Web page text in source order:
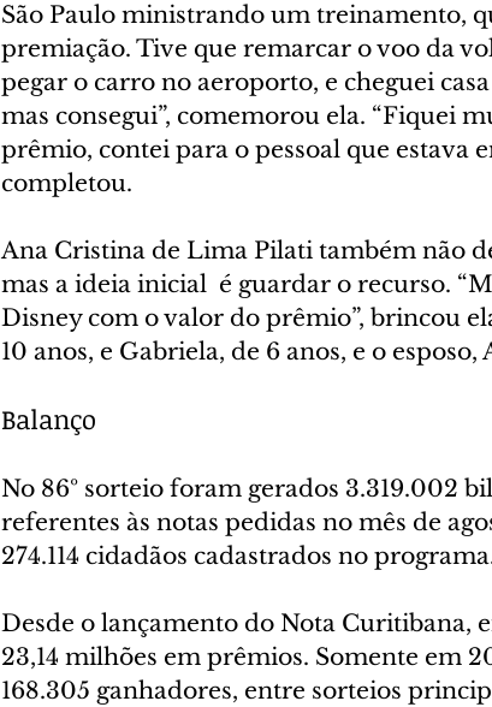
São Paulo ministrando um treinamento,
premiação. Tive que remarcar o voo da
pegar o carro no aeroporto, e cheguei
mas consegui”, comemorou ela. “Fiquei
prêmio, contei para o pessoal que estava
completou.
Ana Cristina de Lima Pilati também não
mas a ideia inicial  é guardar o recurso.
Disney com o valor do prêmio”, brincou
10 anos, e Gabriela, de 6 anos, e o esposo,
Balanço
No 86º sorteio foram gerados 3.319.002
referentes às notas pedidas no mês de
274.114 cidadãos cadastrados no
Desde o lançamento do Nota Curitibana,
23,14 milhões em prêmios. Somente em
168.305 ganhadores, entre sorteios